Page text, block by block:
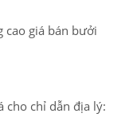
cao giá bán bưởi
cho chỉ dẫn địa lý: